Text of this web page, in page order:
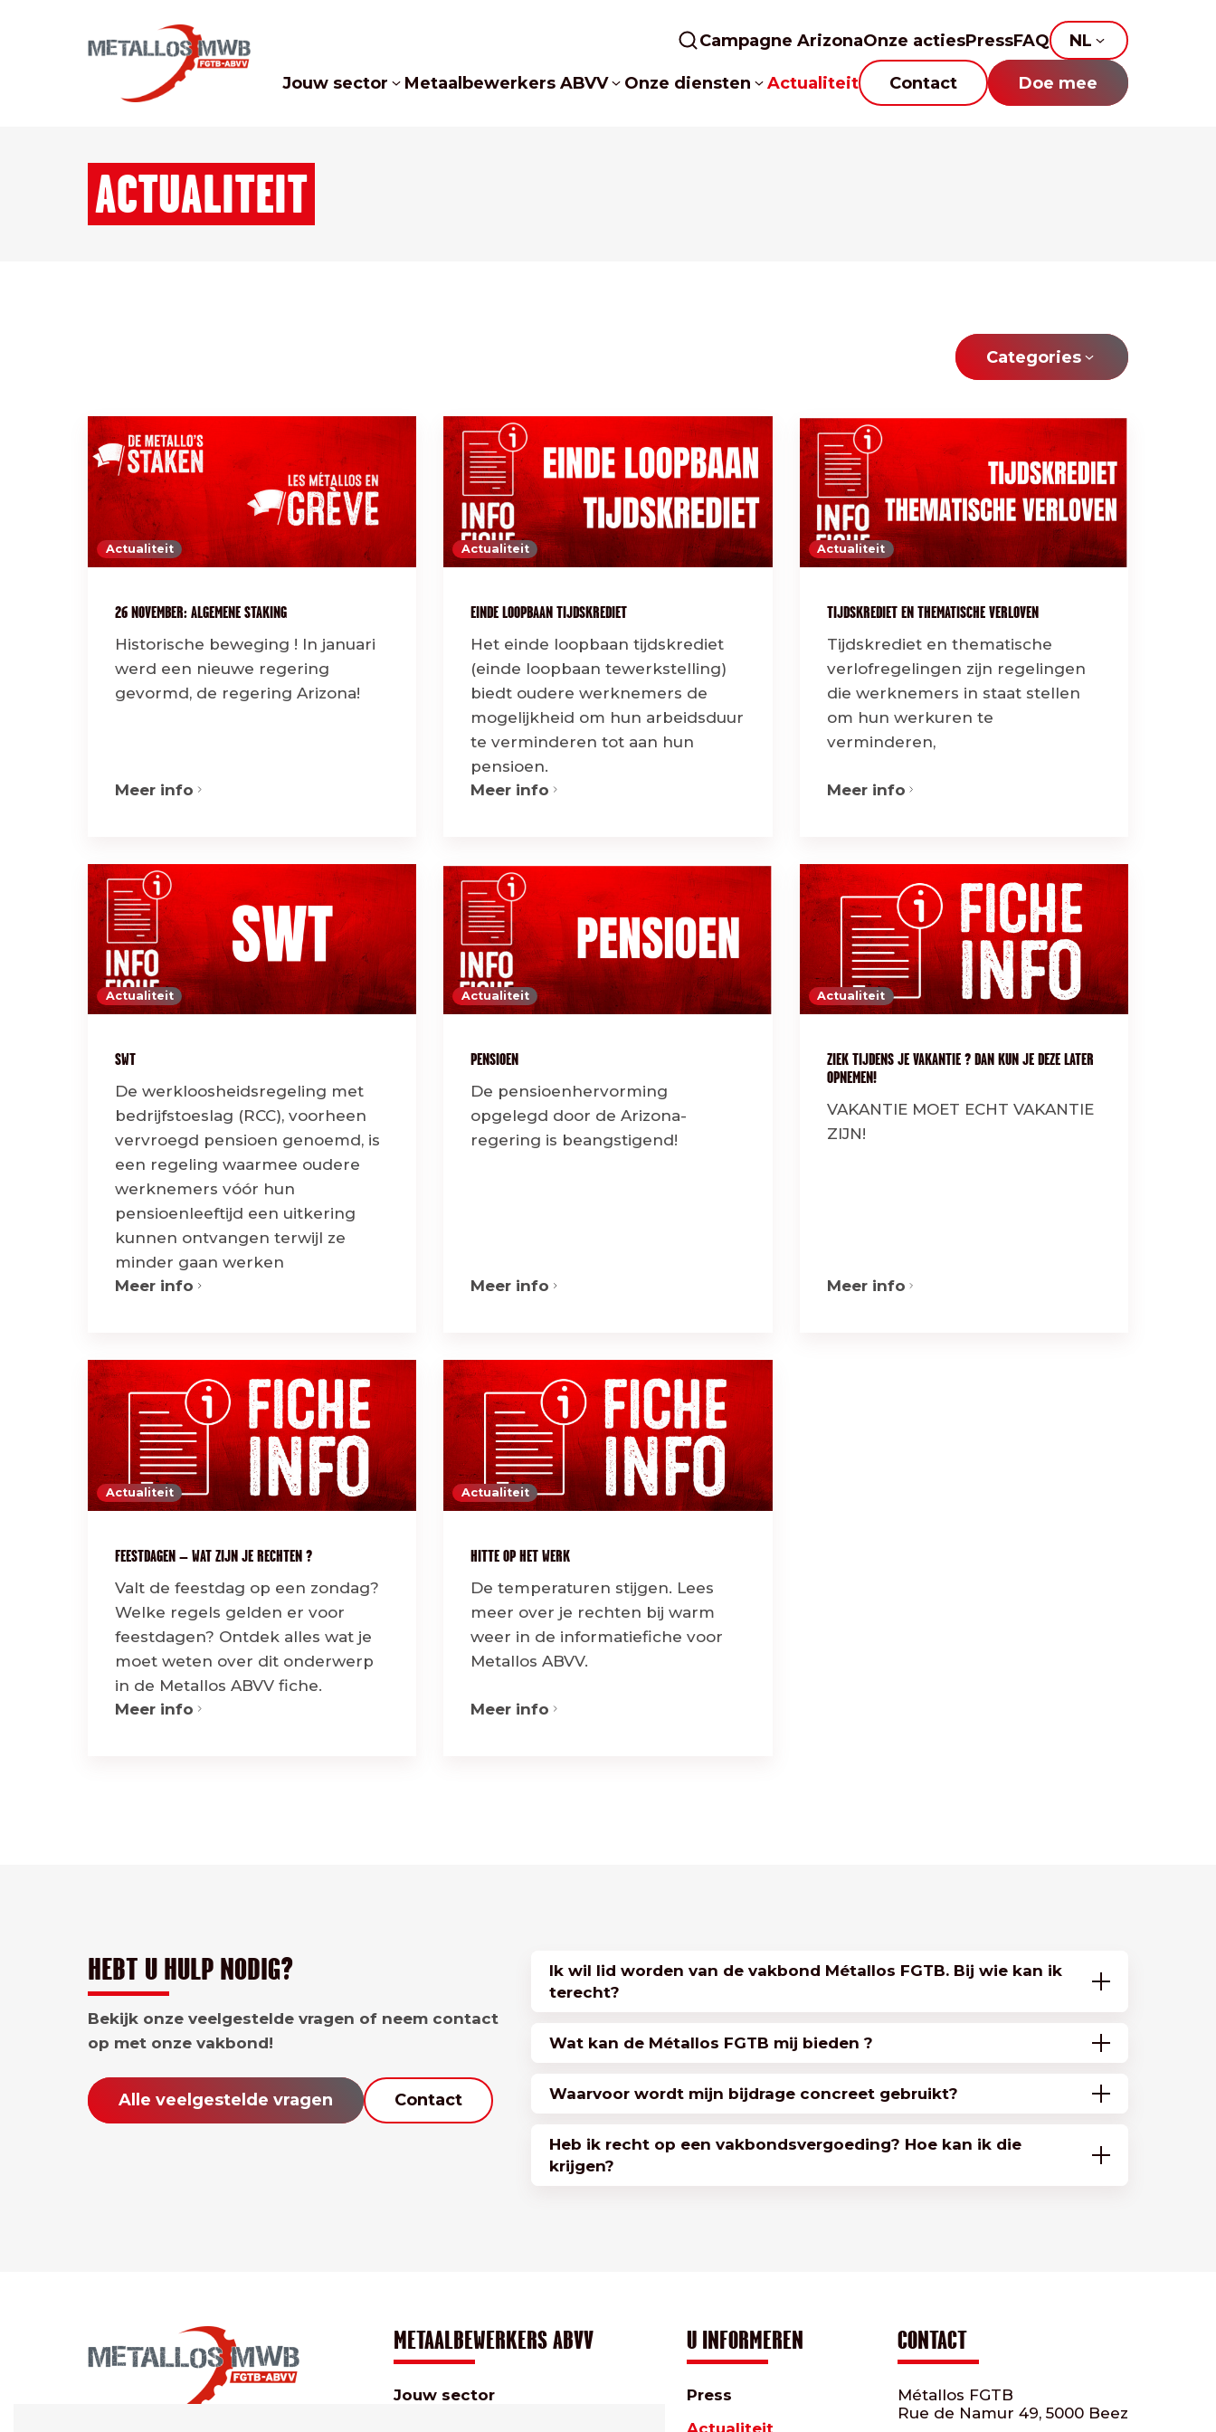
Campagne ArizonaOnze actiesPressFAQ NL
Jouw sector Metaalbewerkers ABVV Onze diensten Actualiteit Contact Doe mee
ACTUALITEIT
Categories
Actualiteit
26 NOVEMBER: ALGEMENE STAKING
Historische beweging ! In januari
werd een nieuwe regering
gevormd, de regering Arizona!
Meer info
Actualiteit
EINDE LOOPBAAN TIJDSKREDIET
Het einde loopbaan tijdskrediet
(einde loopbaan tewerkstelling)
biedt oudere werknemers de
mogelijkheid om hun arbeidsduur
te verminderen tot aan hun
pensioen.
Meer info
Actualiteit
TIJDSKREDIET EN THEMATISCHE VERLOVEN
Tijdskrediet en thematische
verlofregelingen zijn regelingen
die werknemers in staat stellen
om hun werkuren te
verminderen,
Meer info
Actualiteit
SWT
De werkloosheidsregeling met
bedrijfstoeslag (RCC), voorheen
vervroegd pensioen genoemd, is
een regeling waarmee oudere
werknemers vóór hun
pensioenleeftijd een uitkering
kunnen ontvangen terwijl ze
minder gaan werken
Meer info
Actualiteit
PENSIOEN
De pensioenhervorming
opgelegd door de Arizona-
regering is beangstigend!
Meer info
Actualiteit
ZIEK TIJDENS JE VAKANTIE ? DAN KUN JE DEZE LATER
OPNEMEN!
VAKANTIE MOET ECHT VAKANTIE
ZIJN!
Meer info
Actualiteit
FEESTDAGEN – WAT ZIJN JE RECHTEN ?
Valt de feestdag op een zondag?
Welke regels gelden er voor
feestdagen? Ontdek alles wat je
moet weten over dit onderwerp
in de Metallos ABVV fiche.
Meer info
Actualiteit
HITTE OP HET WERK
De temperaturen stijgen. Lees
meer over je rechten bij warm
weer in de informatiefiche voor
Metallos ABVV.
Meer info
HEBT U HULP NODIG?
Bekijk onze veelgestelde vragen of neem contact
op met onze vakbond!
Alle veelgestelde vragen Contact
Ik wil lid worden van de vakbond Métallos FGTB. Bij wie kan ik
terecht?
Wat kan de Métallos FGTB mij bieden ?
Waarvoor wordt mijn bijdrage concreet gebruikt?
Heb ik recht op een vakbondsvergoeding? Hoe kan ik die
krijgen?
METAALBEWERKERS ABVV
Jouw sector
U INFORMEREN
Press
Actualiteit
CONTACT
Métallos FGTB
Rue de Namur 49, 5000 Beez